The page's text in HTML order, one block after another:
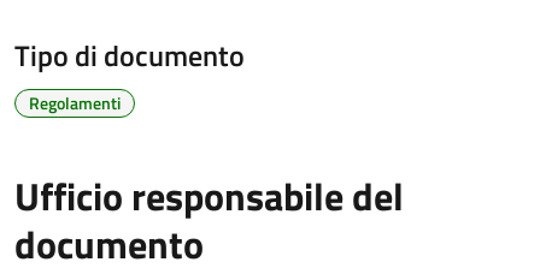
Tipo di documento
Regolamenti
Ufficio responsabile del
documento